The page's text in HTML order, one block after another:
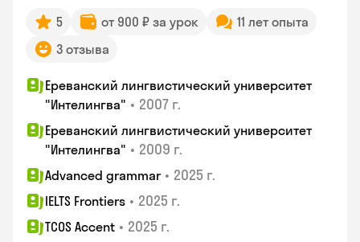
5 от 900 ₽ за урок
11 лет опыта
3 отзыва
Ереванский лингвистический университет
"Интелингва" • 2007 г.
Ереванский лингвистический университет
"Интелингва" • 2009 г.
Advanced grammar • 2025 г.
IELTS Frontiers • 2025 г.
TCOS Accent • 2025 г.